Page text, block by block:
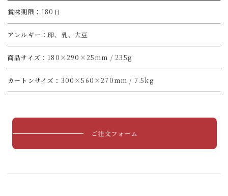
賞味期限 180日
アレルギー 卵、乳、大豆
商品サイズ 180×290×25mm / 235g
カートンサイズ 300×560×270mm / 7.5kg
ご注文フォーム